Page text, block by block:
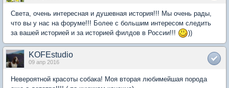
Света, очень интересная и душевная история!!! Мы очень рады,
что вы у нас на форуме!!! Более с большим интересом следить
за вашей историей и за историей филдов в России!!!
))
KOFEstudio
09 апр 2016
Невероятной красоты собака! Моя вторая любимейшая порода